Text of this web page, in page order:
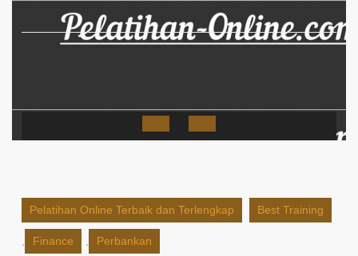
Open
Pelatihan Online Terbaik dan Terlengkap Best Training
Finance Perbankan